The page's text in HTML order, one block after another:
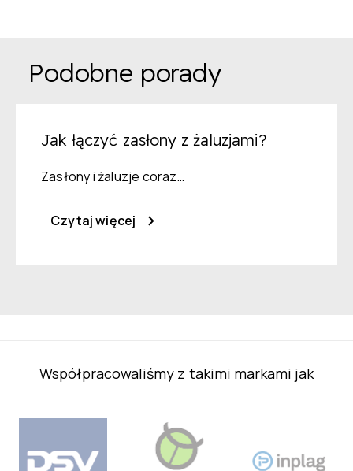
Podobne porady
Jak łączyć zasłony z żaluzjami?
Zasłony i żaluzje coraz…
Czytaj więcej
Współpracowaliśmy z takimi markami jak